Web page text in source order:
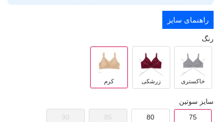
راهنمای سایز
رنگ
خاکستری زرشکی کرم
سایز سوتین
75
80
85
90